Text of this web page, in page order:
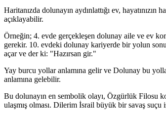
Haritanızda dolunayın aydınlattığı ev,
açıklayabilir.
Örneğin; 4. evde gerçekleşen dolunay aile ve ev
gerekir. 10. evdeki dolunay kariyerde bir yolun
açar ve der ki: "Hazırsan gir."
Yay burcu yollar anlamına gelir ve Dolunay bu
anlamına gelebilir.
Bu dolunayın en sembolik olayı, Özgürlük Filosu
ulaşmış olması. Dilerim İsrail büyük bir savaş